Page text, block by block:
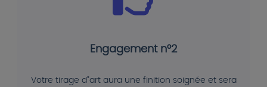
Engagement n°2
Votre tirage d"art aura une finition soignée et sera